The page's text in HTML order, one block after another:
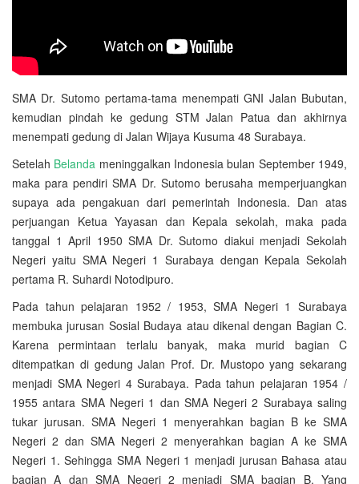
SMA Dr. Sutomo pertama-tama menempati GNI Jalan Bubutan,
kemudian pindah ke gedung STM Jalan Patua dan akhirnya
menempati gedung di Jalan Wijaya Kusuma 48 Surabaya.
Setelah Belanda meninggalkan Indonesia bulan September 1949,
maka para pendiri SMA Dr. Sutomo berusaha memperjuangkan
supaya ada pengakuan dari pemerintah Indonesia. Dan atas
perjuangan Ketua Yayasan dan Kepala sekolah, maka pada
tanggal 1 April 1950 SMA Dr. Sutomo diakui menjadi Sekolah
Negeri yaitu SMA Negeri 1 Surabaya dengan Kepala Sekolah
pertama R. Suhardi Notodipuro.
Pada tahun pelajaran 1952 / 1953, SMA Negeri 1 Surabaya
membuka jurusan Sosial Budaya atau dikenal dengan Bagian C.
Karena permintaan terlalu banyak, maka murid bagian C
ditempatkan di gedung Jalan Prof. Dr. Mustopo yang sekarang
menjadi SMA Negeri 4 Surabaya. Pada tahun pelajaran 1954 /
1955 antara SMA Negeri 1 dan SMA Negeri 2 Surabaya saling
tukar jurusan. SMA Negeri 1 menyerahkan bagian B ke SMA
Negeri 2 dan SMA Negeri 2 menyerahkan bagian A ke SMA
Negeri 1. Sehingga SMA Negeri 1 menjadi jurusan Bahasa atau
bagian A dan SMA Negeri 2 menjadi SMA bagian B. Yang